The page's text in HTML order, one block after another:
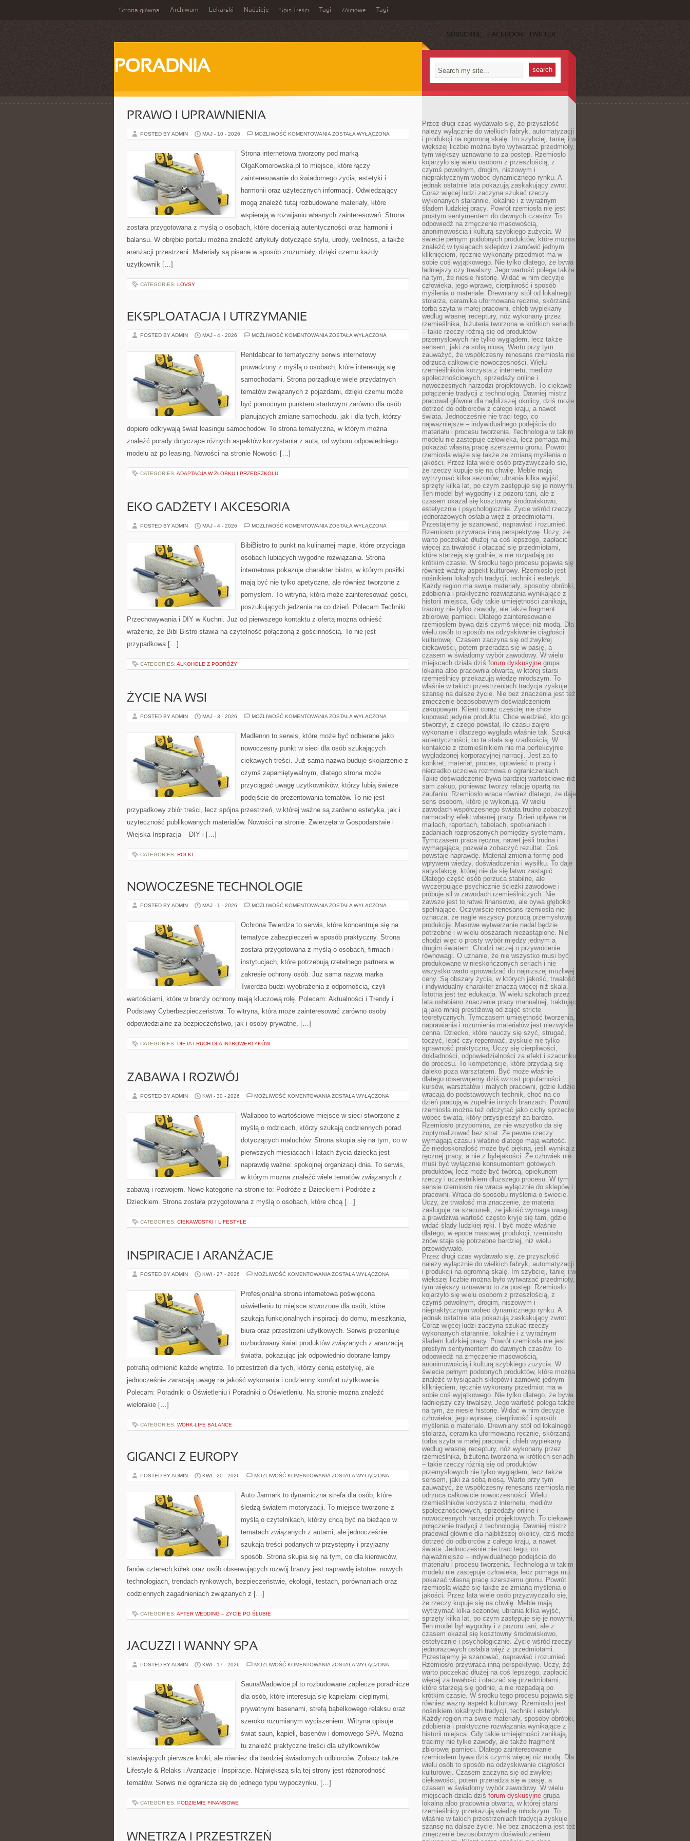
Strona główna Archiwum Lekarski Nadzieje Spis Treści Tagi Żółciowe Tagi
SUBSCRIBE FACEBOOK TWITTER
PORADNIA
PRAWO I UPRAWNIENIA
POSTED BY ADMIN MAJ - 10 - 2026 MOŻLIWOŚĆ KOMENTOWANIA PRAWO
ZOSTAŁA WYŁĄCZONA
Strona internetowa tworzony pod marką
OlgaKomorowska.pl to miejsce, które łączy
zainteresowanie do świadomego życia, estetyki i
harmonii oraz użytecznych informacji. Odwiedzający
mogą znaleźć tutaj rozbudowane materiały, które
wspierają w rozwijaniu własnych zainteresowań. Strona
została przygotowana z myślą o osobach, które doceniają autentyczności oraz harmonii i
balansu. W obrębie portalu można znaleźć artykuły dotyczące stylu, urody, wellness, a także
aranżacji przestrzeni. Materiały są pisane w sposób zrozumiały, dzięki czemu każdy
użytkownik […]
CATEGORIES: LOVSY
EKSPLOATACJA I UTRZYMANIE
POSTED BY ADMIN MAJ - 4 - 2026 MOŻLIWOŚĆ KOMENTOWANIA EKSPLOATACJA
ZOSTAŁA WYŁĄCZONA
Rentdabcar to tematyczny serwis internetowy
prowadzony z myślą o osobach, które interesują się
samochodami. Strona porządkuje wiele przydatnych
tematów związanych z pojazdami, dzięki czemu może
być pomocnym punktem startowym zarówno dla osób
planujących zmianę samochodu, jak i dla tych, którzy
dopiero odkrywają świat leasingu samochodów. To strona tematyczna, w którym można
znaleźć porady dotyczące różnych aspektów korzystania z auta, od wyboru odpowiedniego
modelu aż po leasing. Nowości na stronie Nowości […]
CATEGORIES: ADAPTACJA W ŻŁOBKU I PRZEDSZKOLU
EKO GADŻETY I AKCESORIA
POSTED BY ADMIN MAJ - 4 - 2026 MOŻLIWOŚĆ KOMENTOWANIA EKO
AKCESORIA
ZOSTAŁA WYŁĄCZONA
BibiBistro to punkt na kulinarnej mapie, które przyciąga
osobach lubiących wygodne rozwiązania. Strona
internetowa pokazuje charakter bistro, w którym posiłki
mają być nie tylko apetyczne, ale również tworzone z
pomysłem. To witryna, która może zainteresować gości,
poszukujących jedzenia na co dzień. Polecam Techniki
Przechowywania i DIY w Kuchni. Już od pierwszego kontaktu z ofertą można odnieść
wrażenie, że Bibi Bistro stawia na czytelność połączoną z gościnnością. To nie jest
przypadkowa […]
CATEGORIES: ALKOHOLE Z PODRÓŻY
ŻYCIE NA WSI
POSTED BY ADMIN MAJ - 3 - 2026 MOŻLIWOŚĆ KOMENTOWANIA ŻYCIE
ZOSTAŁA WYŁĄCZONA
Madlennn to serwis, które może być odbierane jako
nowoczesny punkt w sieci dla osób szukających
ciekawych treści. Już sama nazwa buduje skojarzenie z
czymś zapamiętywalnym, dlatego strona może
przyciągać uwagę użytkowników, którzy lubią świeże
podejście do prezentowania tematów. To nie jest
przypadkowy zbiór treści, lecz spójna przestrzeń, w której ważne są zarówno estetyka, jak i
użyteczność publikowanych materiałów. Nowości na stronie: Zwierzęta w Gospodarstwie i
Wiejska Inspiracja – DIY i […]
CATEGORIES: ROLKI
NOWOCZESNE TECHNOLOGIE
POSTED BY ADMIN MAJ - 1 - 2026 MOŻLIWOŚĆ KOMENTOWANIA NOWOCZESNE
ZOSTAŁA WYŁĄCZONA
Ochrona Twierdza to serwis, które koncentruje się na
tematyce zabezpieczeń w sposób praktyczny. Strona
została przygotowana z myślą o osobach, firmach i
instytucjach, które potrzebują rzetelnego partnera w
zakresie ochrony osób. Już sama nazwa marka
Twierdza budzi wyobrażenia z odpornością, czyli
wartościami, które w branży ochrony mają kluczową rolę. Polecam: Aktualności i Trendy i
Podstawy Cyberbezpieczeństwa. To witryna, która może zainteresować zarówno osoby
odpowiedzialne za bezpieczeństwo, jak i osoby prywatne, […]
CATEGORIES: DIETA I RUCH DLA INTROWERTYKÓW
ZABAWA I ROZWÓJ
POSTED BY ADMIN KWI - 30 - 2026 MOŻLIWOŚĆ KOMENTOWANIA ZABAWA
ZOSTAŁA WYŁĄCZONA
Wallaboo to wartościowe miejsce w sieci stworzone z
myślą o rodzicach, którzy szukają codziennych porad
dotyczących maluchów. Strona skupia się na tym, co w
pierwszych miesiącach i latach życia dziecka jest
naprawdę ważne: spokojnej organizacji dnia. To serwis,
w którym można znaleźć wiele tematów związanych z
zabawą i rozwojem. Nowe kategorie na stronie to: Podróże z Dzieckiem i Podróże z
Dzieckiem. Strona została przygotowana z myślą o osobach, które chcą […]
CATEGORIES: CIEKAWOSTKI I LIFESTYLE
INSPIRACJE I ARANŻACJE
POSTED BY ADMIN KWI - 27 - 2026 MOŻLIWOŚĆ KOMENTOWANIA INSPIRACJE
ZOSTAŁA WYŁĄCZONA
Profesjonalna strona internetowa poświęcona
oświetleniu to miejsce stworzone dla osób, które
szukają funkcjonalnych inspiracji do domu, mieszkania,
biura oraz przestrzeni użytkowych. Serwis prezentuje
rozbudowany świat produktów związanych z aranżacją
światła, pokazując jak odpowiednio dobrane lampy
potrafią odmienić każde wnętrze. To przestrzeń dla tych, którzy cenią estetykę, ale
jednocześnie zwracają uwagę na jakość wykonania i codzienny komfort użytkowania.
Polecam: Poradniki o Oświetleniu i Poradniki o Oświetleniu. Na stronie można znaleźć
wielorakie […]
CATEGORIES: WORK-LIFE BALANCE
GIGANCI Z EUROPY
POSTED BY ADMIN KWI - 20 - 2026 MOŻLIWOŚĆ KOMENTOWANIA GIGANCI
ZOSTAŁA WYŁĄCZONA
Auto Jarmark to dynamiczna strefa dla osób, które
śledzą światem motoryzacji. To miejsce tworzone z
myślą o czytelnikach, którzy chcą być na bieżąco w
tematach związanych z autami, ale jednocześnie
szukają treści podanych w przystępny i przyjazny
sposób. Strona skupia się na tym, co dla kierowców,
fanów czterech kółek oraz osób obserwujących rozwój branży jest naprawdę istotne: nowych
technologiach, trendach rynkowych, bezpieczeństwie, ekologii, testach, porównaniach oraz
codziennych zagadnieniach związanych z […]
CATEGORIES: AFTER WEDDING – ŻYCIE PO ŚLUBIE
JACUZZI I WANNY SPA
POSTED BY ADMIN KWI - 17 - 2026 MOŻLIWOŚĆ KOMENTOWANIA JACUZZI
ZOSTAŁA WYŁĄCZONA
SaunaWadowice.pl to rozbudowane zaplecze poradnicze
dla osób, które interesują się kąpielami cieplnymi,
prywatnymi basenami, strefą bąbelkowego relaksu oraz
szeroko rozumianym wyciszeniem. Witryna opisuje
świat saun, kąpieli, basenów i domowego SPA. Można
tu znaleźć praktyczne treści dla użytkowników
stawiających pierwsze kroki, ale również dla bardziej świadomych odbiorców. Zobacz także
Lifestyle & Relaks i Aranżacje i Inspiracje. Największą siłą tej strony jest różnorodność
tematów. Serwis nie ogranicza się do jednego typu wypoczynku, […]
CATEGORIES: PODZIEMIE FINANSOWE
WNĘTRZA I PRZESTRZEŃ
Przez długi czas wydawało się, że przyszłość
należy wyłącznie do wielkich fabryk, automatyzacji
i produkcji na ogromną skalę. Im szybciej, taniej i w
większej liczbie można było wytwarzać przedmioty,
tym większy uznawano to za postęp. Rzemiosło
kojarzyło się wielu osobom z przeszłością, z
czymś powolnym, drogim, niszowym i
niepraktycznym wobec dynamicznego rynku. A
jednak ostatnie lata pokazują zaskakujący zwrot.
Coraz więcej ludzi zaczyna szukać rzeczy
wykonanych starannie, lokalnie i z wyraźnym
śladem ludzkiej pracy. Powrót rzemiosła nie jest
prostym sentymentem do dawnych czasów. To
odpowiedź na zmęczenie masowością,
anonimowością i kulturą szybkiego zużycia. W
świecie pełnym podobnych produktów, które można
znaleźć w tysiącach sklepów i zamówić jednym
kliknięciem, ręcznie wykonany przedmiot ma w
sobie coś wyjątkowego. Nie tylko dlatego, że bywa
ładniejszy czy trwalszy. Jego wartość polega także
na tym, że niesie historię. Widać w nim decyzje
człowieka, jego wprawę, cierpliwość i sposób
myślenia o materiale. Drewniany stół od lokalnego
stolarza, ceramika uformowana ręcznie, skórzana
torba szyta w małej pracowni, chleb wypiekany
według własnej receptury, nóż wykonany przez
rzemieślnika, biżuteria tworzona w krótkich seriach
– takie rzeczy różnią się od produktów
przemysłowych nie tylko wyglądem, lecz także
sensem, jaki za sobą niosą. Warto przy tym
zauważyć, że współczesny renesans rzemiosła nie
odrzuca całkowicie nowoczesności. Wielu
rzemieślników korzysta z internetu, mediów
społecznościowych, sprzedaży online i
nowoczesnych narzędzi projektowych. To ciekawe
połączenie tradycji z technologią. Dawniej mistrz
pracował głównie dla najbliższej okolicy, dziś może
dotrzeć do odbiorców z całego kraju, a nawet
świata. Jednocześnie nie traci tego, co
najważniejsze – indywidualnego podejścia do
materiału i procesu tworzenia. Technologia w takim
modelu nie zastępuje człowieka, lecz pomaga mu
pokazać własną pracę szerszemu gronu. Powrót
rzemiosła wiąże się także ze zmianą myślenia o
jakości. Przez lata wiele osób przyzwyczaiło się,
że rzeczy kupuje się na chwilę. Meble mają
wytrzymać kilka sezonów, ubrania kilka wyjść,
sprzęty kilka lat, po czym zastępuje się je nowymi.
Ten model był wygodny i z pozoru tani, ale z
czasem okazał się kosztowny środowiskowo,
estetycznie i psychologicznie. Życie wśród rzeczy
jednorazowych osłabia więź z przedmiotami.
Przestajemy je szanować, naprawiać i rozumieć.
Rzemiosło przywraca inną perspektywę. Uczy, że
warto poczekać dłużej na coś lepszego, zapłacić
więcej za trwałość i otaczać się przedmiotami,
które starzeją się godnie, a nie rozpadają po
krótkim czasie. W środku tego procesu pojawia się
również ważny aspekt kulturowy. Rzemiosło jest
nośnikiem lokalnych tradycji, technik i estetyk.
Każdy region ma swoje materiały, sposoby obróbki,
zdobienia i praktyczne rozwiązania wynikające z
historii miejsca. Gdy takie umiejętności zanikają,
tracimy nie tylko zawody, ale także fragment
zbiorowej pamięci. Dlatego zainteresowanie
rzemiosłem bywa dziś czymś więcej niż modą. Dla
wielu osób to sposób na odzyskiwanie ciągłości
kulturowej. Czasem zaczyna się od zwykłej
ciekawości, potem przeradza się w pasję, a
czasem w świadomy wybór zawodowy. W wielu
miejscach działa dziś forum dyskusyjne grupa
lokalna albo pracownia otwarta, w której starsi
rzemieślnicy przekazują wiedzę młodszym. To
właśnie w takich przestrzeniach tradycja zyskuje
szansę na dalsze życie. Nie bez znaczenia jest też
zmęczenie bezosobowym doświadczeniem
zakupowym. Klient coraz częściej nie chce
kupować jedynie produktu. Chce wiedzieć, kto go
stworzył, z czego powstał, ile czasu zajęło
wykonanie i dlaczego wygląda właśnie tak. Szuka
autentyczności, bo ta stała się rzadkością. W
kontakcie z rzemieślnikiem nie ma perfekcyjnie
wygładzonej korporacyjnej narracji. Jest za to
konkret, materiał, proces, opowieść o pracy i
nierzadko uczciwa rozmowa o ograniczeniach.
Takie doświadczenie bywa bardziej wartościowe niż
sam zakup, ponieważ tworzy relację opartą na
zaufaniu. Rzemiosło wraca również dlatego, że daje
sens osobom, które je wykonują. W wielu
zawodach współczesnego świata trudno zobaczyć
namacalny efekt własnej pracy. Dzień upływa na
mailach, raportach, tabelach, spotkaniach i
zadaniach rozproszonych pomiędzy systemami.
Tymczasem praca ręczna, nawet jeśli trudna i
wymagająca, pozwala zobaczyć rezultat. Coś
powstaje naprawdę. Materiał zmienia formę pod
wpływem wiedzy, doświadczenia i wysiłku. To daje
satysfakcję, której nie da się łatwo zastąpić.
Dlatego część osób porzuca stabilne, ale
wyczerpujące psychicznie ścieżki zawodowe i
próbuje sił w zawodach rzemieślniczych. Nie
zawsze jest to łatwe finansowo, ale bywa głęboko
spełniające. Oczywiście renesans rzemiosła nie
oznacza, że nagle wszyscy porzucą przemysłową
produkcję. Masowe wytwarzanie nadal będzie
potrzebne i w wielu obszarach niezastąpione. Nie
chodzi więc o prosty wybór między jednym a
drugim światem. Chodzi raczej o przywrócenie
równowagi. O uznanie, że nie wszystko musi być
produkowane w nieskończonych seriach i nie
wszystko warto sprowadzać do najniższej możliwej
ceny. Są obszary życia, w których jakość, trwałość
i indywidualny charakter znaczą więcej niż skala.
Istotna jest też edukacja. W wielu szkołach przez
lata osłabiano znaczenie pracy manualnej, traktując
ją jako mniej prestiżową od zajęć stricte
teoretycznych. Tymczasem umiejętność tworzenia,
naprawiania i rozumienia materiałów jest niezwykle
cenna. Dziecko, które nauczy się szyć, strugać,
toczyć, lepić czy reperować, zyskuje nie tylko
sprawność praktyczną. Uczy się cierpliwości,
dokładności, odpowiedzialności za efekt i szacunku
do procesu. To kompetencje, które przydają się
daleko poza warsztatem. Być może właśnie
dlatego obserwujemy dziś wzrost popularności
kursów, warsztatów i małych pracowni, gdzie ludzie
wracają do podstawowych technik, choć na co
dzień pracują w zupełnie innych branżach. Powrót
rzemiosła można też odczytać jako cichy sprzeciw
wobec świata, który przyspieszył za bardzo.
Rzemiosło przypomina, że nie wszystko da się
zoptymalizować bez strat. Że pewne rzeczy
wymagają czasu i właśnie dlatego mają wartość.
Że niedoskonałość może być piękna, jeśli wynika z
ręcznej pracy, a nie z bylejakości. Że człowiek nie
musi być wyłącznie konsumentem gotowych
produktów, lecz może być twórcą, opiekunem
rzeczy i uczestnikiem dłuższego procesu. W tym
sensie rzemiosło nie wraca wyłącznie do sklepów i
pracowni. Wraca do sposobu myślenia o świecie.
Uczy, że trwałość ma znaczenie, że materia
zasługuje na szacunek, że jakość wymaga uwagi,
a prawdziwa wartość często kryje się tam, gdzie
widać ślady ludzkiej ręki. I być może właśnie
dlatego, w epoce masowej produkcji, rzemiosło
znów staje się potrzebne bardziej, niż wielu
przewidywało.
Przez długi czas wydawało się, że przyszłość
należy wyłącznie do wielkich fabryk, automatyzacji
i produkcji na ogromną skalę. Im szybciej, taniej i w
większej liczbie można było wytwarzać przedmioty,
tym większy uznawano to za postęp. Rzemiosło
kojarzyło się wielu osobom z przeszłością, z
czymś powolnym, drogim, niszowym i
niepraktycznym wobec dynamicznego rynku. A
jednak ostatnie lata pokazują zaskakujący zwrot.
Coraz więcej ludzi zaczyna szukać rzeczy
wykonanych starannie, lokalnie i z wyraźnym
śladem ludzkiej pracy. Powrót rzemiosła nie jest
prostym sentymentem do dawnych czasów. To
odpowiedź na zmęczenie masowością,
anonimowością i kulturą szybkiego zużycia. W
świecie pełnym podobnych produktów, które można
znaleźć w tysiącach sklepów i zamówić jednym
kliknięciem, ręcznie wykonany przedmiot ma w
sobie coś wyjątkowego. Nie tylko dlatego, że bywa
ładniejszy czy trwalszy. Jego wartość polega także
na tym, że niesie historię. Widać w nim decyzje
człowieka, jego wprawę, cierpliwość i sposób
myślenia o materiale. Drewniany stół od lokalnego
stolarza, ceramika uformowana ręcznie, skórzana
torba szyta w małej pracowni, chleb wypiekany
według własnej receptury, nóż wykonany przez
rzemieślnika, biżuteria tworzona w krótkich seriach
– takie rzeczy różnią się od produktów
przemysłowych nie tylko wyglądem, lecz także
sensem, jaki za sobą niosą. Warto przy tym
zauważyć, że współczesny renesans rzemiosła nie
odrzuca całkowicie nowoczesności. Wielu
rzemieślników korzysta z internetu, mediów
społecznościowych, sprzedaży online i
nowoczesnych narzędzi projektowych. To ciekawe
połączenie tradycji z technologią. Dawniej mistrz
pracował głównie dla najbliższej okolicy, dziś może
dotrzeć do odbiorców z całego kraju, a nawet
świata. Jednocześnie nie traci tego, co
najważniejsze – indywidualnego podejścia do
materiału i procesu tworzenia. Technologia w takim
modelu nie zastępuje człowieka, lecz pomaga mu
pokazać własną pracę szerszemu gronu. Powrót
rzemiosła wiąże się także ze zmianą myślenia o
jakości. Przez lata wiele osób przyzwyczaiło się,
że rzeczy kupuje się na chwilę. Meble mają
wytrzymać kilka sezonów, ubrania kilka wyjść,
sprzęty kilka lat, po czym zastępuje się je nowymi.
Ten model był wygodny i z pozoru tani, ale z
czasem okazał się kosztowny środowiskowo,
estetycznie i psychologicznie. Życie wśród rzeczy
jednorazowych osłabia więź z przedmiotami.
Przestajemy je szanować, naprawiać i rozumieć.
Rzemiosło przywraca inną perspektywę. Uczy, że
warto poczekać dłużej na coś lepszego, zapłacić
więcej za trwałość i otaczać się przedmiotami,
które starzeją się godnie, a nie rozpadają po
krótkim czasie. W środku tego procesu pojawia się
również ważny aspekt kulturowy. Rzemiosło jest
nośnikiem lokalnych tradycji, technik i estetyk.
Każdy region ma swoje materiały, sposoby obróbki,
zdobienia i praktyczne rozwiązania wynikające z
historii miejsca. Gdy takie umiejętności zanikają,
tracimy nie tylko zawody, ale także fragment
zbiorowej pamięci. Dlatego zainteresowanie
rzemiosłem bywa dziś czymś więcej niż modą. Dla
wielu osób to sposób na odzyskiwanie ciągłości
kulturowej. Czasem zaczyna się od zwykłej
ciekawości, potem przeradza się w pasję, a
czasem w świadomy wybór zawodowy. W wielu
miejscach działa dziś forum dyskusyjne grupa
lokalna albo pracownia otwarta, w której starsi
rzemieślnicy przekazują wiedzę młodszym. To
właśnie w takich przestrzeniach tradycja zyskuje
szansę na dalsze życie. Nie bez znaczenia jest też
zmęczenie bezosobowym doświadczeniem